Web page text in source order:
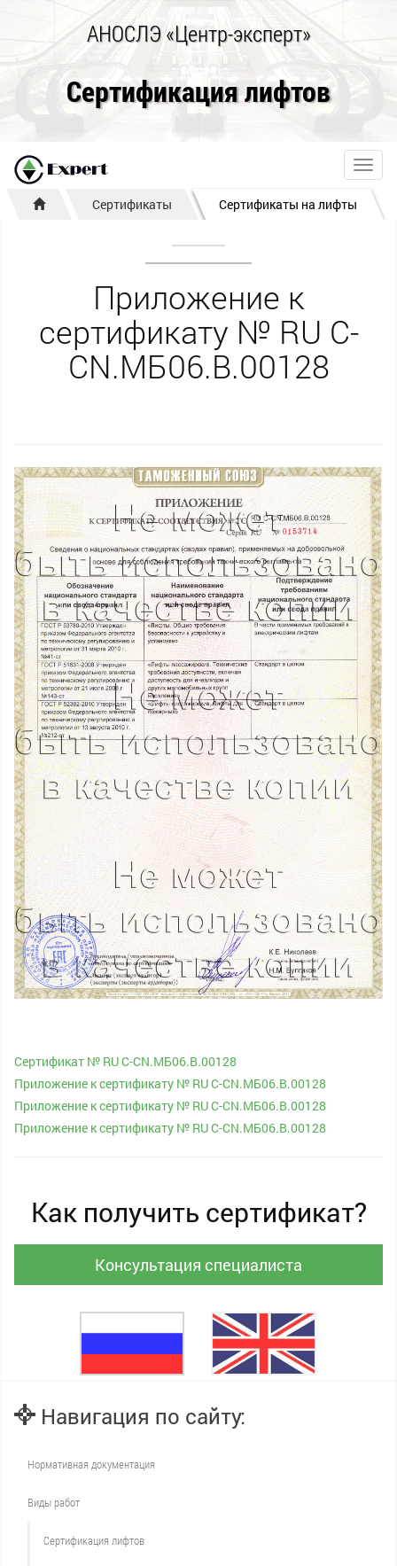
АНОСЛЭ «Центр-эксперт»
Сертификация лифтов
Сертификаты Сертификаты на лифты
Приложение к
сертификату № RU С-
CN.МБ06.B.00128
Сертификат № RU С-CN.МБ06.B.00128
Приложение к сертификату № RU С-CN.МБ06.B.00128
Приложение к сертификату № RU С-CN.МБ06.B.00128
Приложение к сертификату № RU С-CN.МБ06.B.00128
Как получить сертификат?
Консультация специалиста
Навигация по сайту:
Нормативная документация
Виды работ
Сертификация лифтов